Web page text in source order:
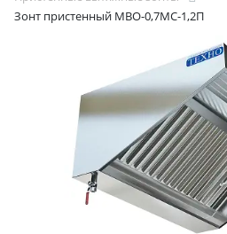
Зонт пристенный МВО-0,7МС-1,2П